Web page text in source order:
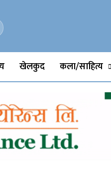
Sports, Youth, Model
खेलकुद कला/साहित्य